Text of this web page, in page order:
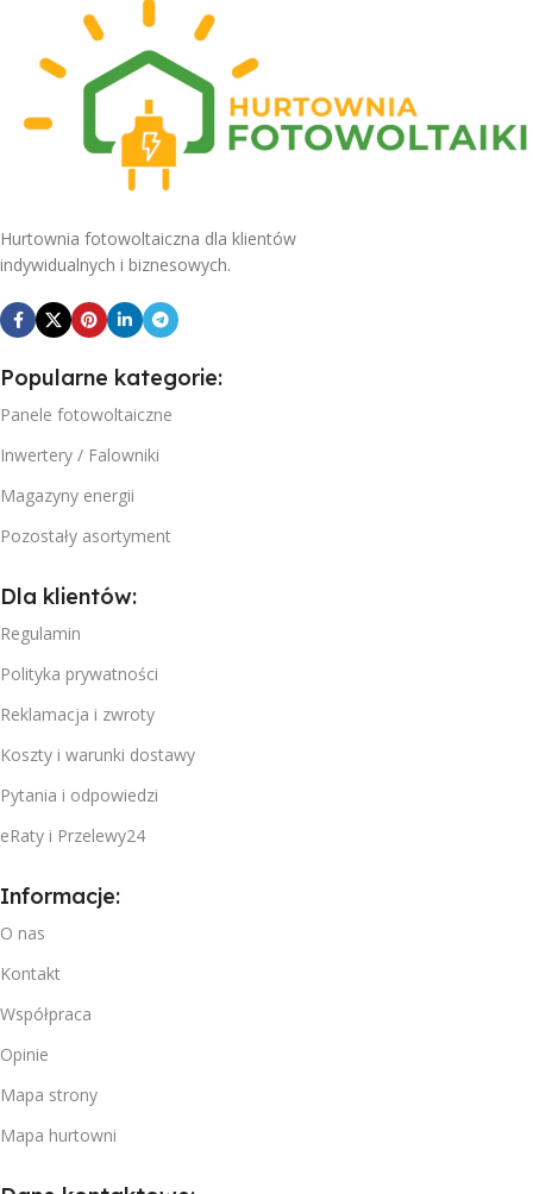
Hurtownia fotowoltaiczna dla klientów
indywidualnych i biznesowych.
Popularne kategorie:
Panele fotowoltaiczne
Inwertery / Falowniki
Magazyny energii
Pozostały asortyment
Dla klientów:
Regulamin
Polityka prywatności
Reklamacja i zwroty
Koszty i warunki dostawy
Pytania i odpowiedzi
eRaty i Przelewy24
Informacje:
O nas
Kontakt
Współpraca
Opinie
Mapa strony
Mapa hurtowni